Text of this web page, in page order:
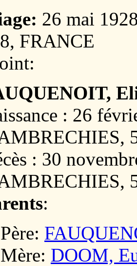
26 mai
FRANCE
: 26
: 30
:
Père:
Mère: DOOM,